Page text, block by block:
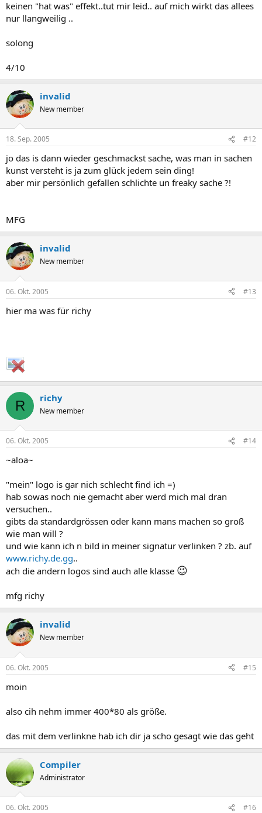
keinen "hat was" effekt..tut mir leid.. auf mich wirkt das allees
nur llangweilig ..
solong
4/10
invalid
New member
18. Sep. 2005 #12
jo das is dann wieder geschmackst sache, was man in sachen
kunst versteht is ja zum glück jedem sein ding!
aber mir persönlich gefallen schlichte un freaky sache ?!
MFG
invalid
New member
06. Okt. 2005 #13
hier ma was für richy
R richy
New member
06. Okt. 2005 #14
~aloa~
"mein" logo is gar nich schlecht find ich =)
hab sowas noch nie gemacht aber werd mich mal dran
versuchen..
gibts da standardgrössen oder kann mans machen so groß
wie man will ?
und wie kann ich n bild in meiner signatur verlinken ? zb. auf
www.richy.de.gg..
ach die andern logos sind auch alle klasse 😉
mfg richy
invalid
New member
06. Okt. 2005 #15
moin
also cih nehm immer 400*80 als größe.
das mit dem verlinkne hab ich dir ja scho gesagt wie das geht
Compiler
Administrator
06. Okt. 2005 #16